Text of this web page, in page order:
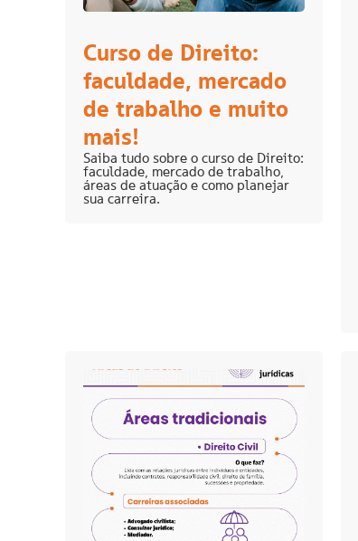
Curso de Direito:
faculdade, mercado
de trabalho e muito
mais!
Saiba tudo sobre o curso de Direito:
faculdade, mercado de trabalho,
áreas de atuação e como planejar
sua carreira.